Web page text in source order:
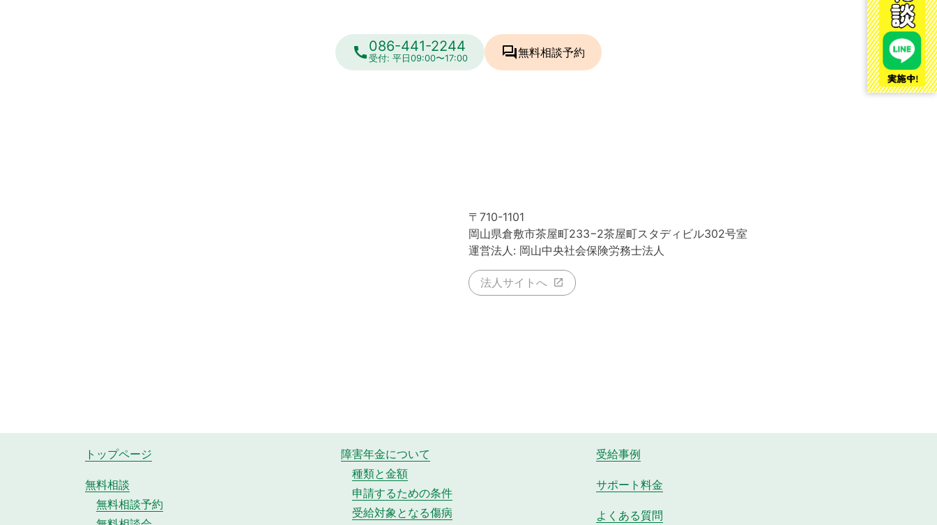
call086-441-2244
受付: 平日09:00〜17:00 forum無料相談予約
〒710-1101
岡山県倉敷市茶屋町233−2茶屋町スタディビル302号室
運営法人: 岡山中央社会保険労務士法人
法人サイトへ
トップページ
無料相談
無料相談予約
障害年金について
種類と金額
申請するための条件
受給対象となる傷病
受給事例
サポート料金
よくある質問